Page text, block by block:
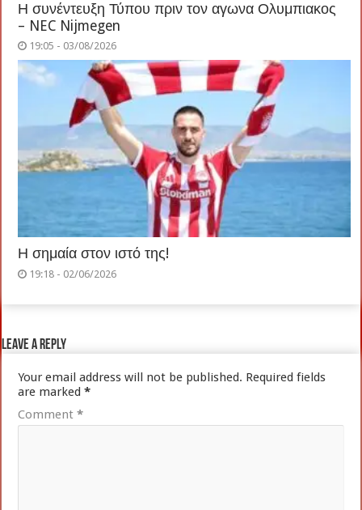
Η συνέντευξη Τύπου πριν τον αγωνα Ολυμπιακος
– NEC Nijmegen
19:05 - 03/08/2026
Η σημαία στον ιστό της!
19:18 - 02/06/2026
Leave a Reply
Your email address will not be published. Required fields
are marked*
Comment*